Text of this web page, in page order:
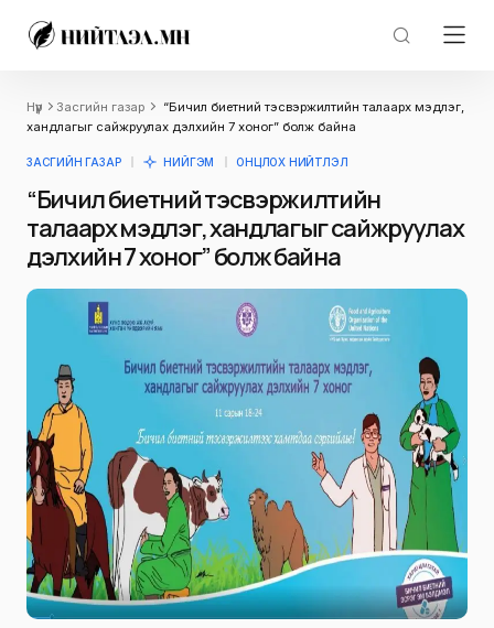
Нүүр Засгийн газар
“Бичил биетний тэсвэржилтийн талаарх мэдлэг,
хандлагыг сайжруулах дэлхийн 7 хоног” болж байна
ЗАСГИЙН ГАЗАР НИЙГЭМ ОНЦЛОХ НИЙТЛЭЛ
“Бичил биетний тэсвэржилтийн
талаарх мэдлэг, хандлагыг сайжруулах
дэлхийн 7 хоног” болж байна